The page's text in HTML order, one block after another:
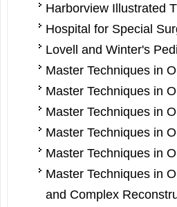
Harborview Illustrated
Hospital for Special
Lovell and Winter's
Master Techniques in
Master Techniques in
Master Techniques in
Master Techniques in
Master Techniques in
Master Techniques in
and Complex